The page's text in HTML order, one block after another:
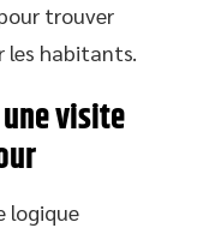
trouver
les habitants.
visite
logique